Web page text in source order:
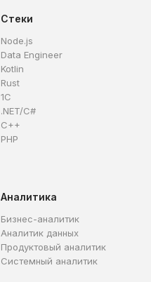
Стеки
Node.js
Data Engineer
Kotlin
Rust
1C
.NET/C#
C++
PHP
Аналитика
Бизнес-аналитик
Аналитик данных
Продуктовый аналитик
Системный аналитик